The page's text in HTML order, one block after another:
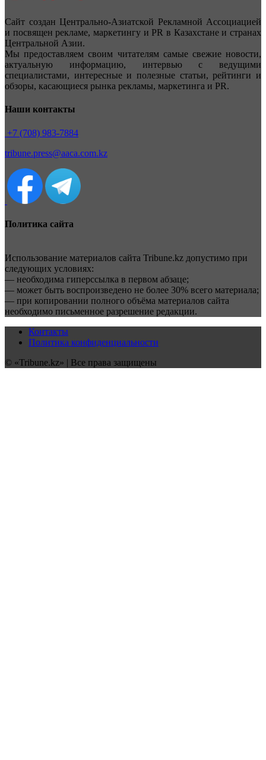
Сайт создан Центрально-Азиатской Рекламной Ассоциацией
и посвящен рекламе, маркетингу и PR в Казахстане и странах
Центральной Азии.
Мы предоставляем своим читателям самые свежие новости,
актуальную информацию, интервью с ведущими
специалистами, интересные и полезные статьи, рейтинги и
обзоры, касающиеся рынка рекламы, маркетинга и PR.
Наши контакты
+7 (708) 983-7884
tribune.press@aaca.com.kz
Политика сайта
Использование материалов сайта Tribune.kz допустимо при
следующих условиях:
— необходима гиперссылка в первом абзаце;
— может быть воспроизведено не более 30% всего материала;
— при копировании полного объёма материалов сайта
необходимо письменное разрешение редакции.
Контакты
Политика конфиденциальности
© «Tribune.kz» | Все права защищены